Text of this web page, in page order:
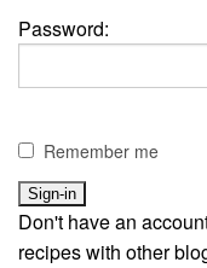
Password:
Remember me
Don't have an
recipes with other